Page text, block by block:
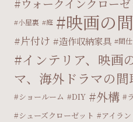
ウォークインクローゼ
小屋裏 庭 映画の
片付け 造作収納家具 間
インテリア、映画
マ、海外ドラマの間
ショールーム DIY 外構
シューズクローゼット
アイラ